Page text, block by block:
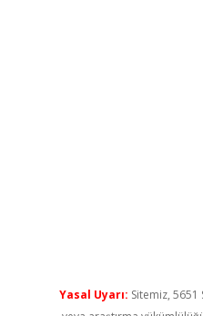
Yasal Uyarı: Sitemiz,